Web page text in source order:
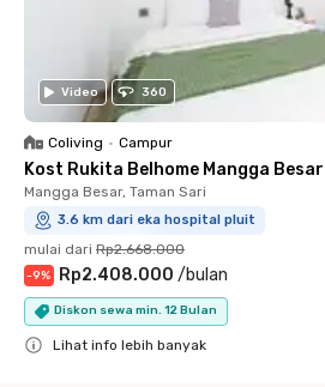
Video 360
Coliving • Campur
Kost Rukita Belhome Mangga Besar
Mangga Besar, Taman Sari
3.6 km dari eka hospital pluit
mulai dari Rp2.668.000
-9% Rp2.408.000 /bulan
Diskon sewa min. 12 Bulan
Lihat info lebih banyak